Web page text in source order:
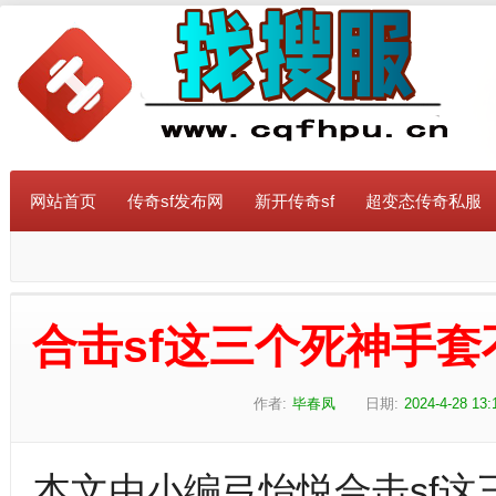
网站首页 传奇sf发布网 新开传奇sf 超变态传奇私服
合击sf这三个死神手
作者: 毕春凤 日期: 2024-4-28